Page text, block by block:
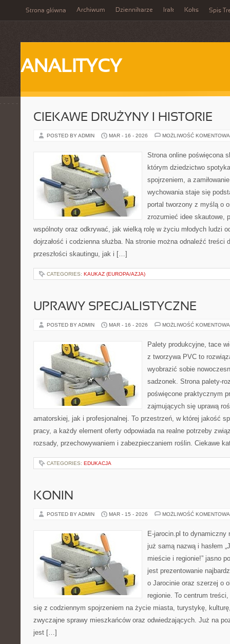
Strona główna Archiwum Dziennikarze Irak Koks Spis
ANALITYCY
CIEKAWE DRUŻYNY I HISTORIE
POSTED BY ADMIN MAR - 16 - 2026 MOŻLIWOŚĆ
Strona online poświęcona
którym dziedzictwo
spojrzeniem, a
wychowania staje się
portal tworzony z myślą o
zrozumieć idee skautowe,
wspólnoty oraz odkrywać, jak wielką rolę w życiu młodych ludzi
dojrzałość i codzienna służba. Na stronie można odnaleźć treści
przeszłości skautingu, jak i […]
CATEGORIES: KAUKAZ (EUROPA/AZJA)
UPRAWY SPECJALISTYCZNE
POSTED BY ADMIN MAR - 16 - 2026 MOŻLIWOŚĆ
Palety produkcyjne, tace
z tworzywa PVC to
wyobrazić sobie
sadzonek. Strona palety-
poświęcone praktycznym
zajmujących się uprawą
amatorskiej, jak i profesjonalnej. To przestrzeń, w której jakość
pracy, a każdy element oferty odpowiada na realne potrzeby
rozsady, przechowywaniem i zabezpieczaniem roślin. Ciekawe
CATEGORIES: EDUKACJA
KONIN
POSTED BY ADMIN MAR - 15 - 2026 MOŻLIWOŚĆ
E-jarocin.pl to dynamiczny
już samą nazwą i hasłem
mieście i regionie!” jasno
jest prezentowanie
o Jarocinie oraz szerzej o
regionie. To centrum
się z codziennym spojrzeniem na życie miasta, turystykę,
zwyczajne sprawy mieszkańców oraz odwiedzających. Już na
jest […]